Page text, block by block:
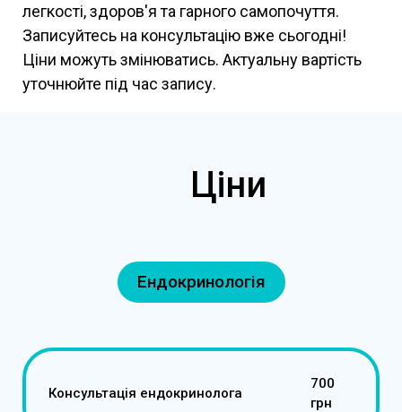
легкості, здоров'я та гарного самопочуття.
Записуйтесь на консультацію вже сьогодні!
Ціни можуть змінюватись. Актуальну вартість
уточнюйте під час запису.
Ціни
Ендокринологія
Консультація ендокринолога
700
грн